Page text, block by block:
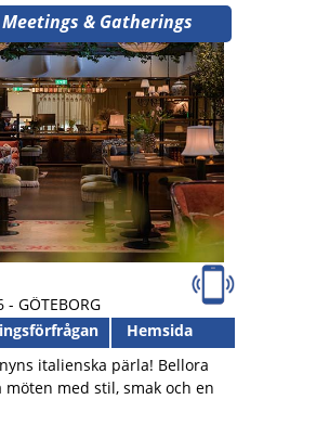
& Gatherings
- GÖTEBORG
Hemsida
italienska pärla! Bellora
med stil, smak och en